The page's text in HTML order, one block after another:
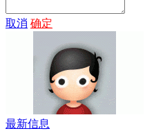
取消 确定
最新信息